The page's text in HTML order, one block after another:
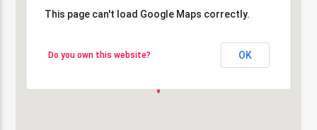
This page can't load Google Maps correctly.
Do you own this website? OK
This page can't load Google Maps correctly.
Do you own this website? OK